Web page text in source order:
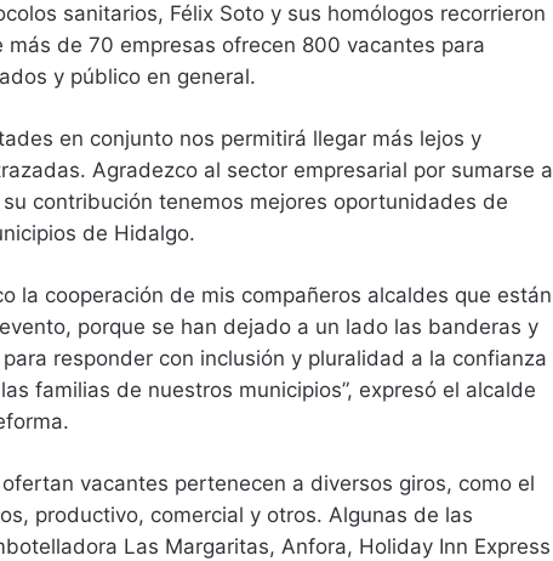
sanitarios, Félix Soto y sus homólogos recorrieron
más de 70 empresas ofrecen 800 vacantes para
y público en general.
en conjunto nos permitirá llegar más lejos y
Agradezco al sector empresarial por sumarse a
contribución tenemos mejores oportunidades de
de Hidalgo.
la cooperación de mis compañeros alcaldes que están
porque se han dejado a un lado las banderas y
responder con inclusión y pluralidad a la confianza
familias de nuestros municipios”, expresó el alcalde
vacantes pertenecen a diversos giros, como el
productivo, comercial y otros. Algunas de las
Las Margaritas, Anfora, Holiday Inn Express